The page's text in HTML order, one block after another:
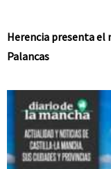
Herencia presenta el
Palancas